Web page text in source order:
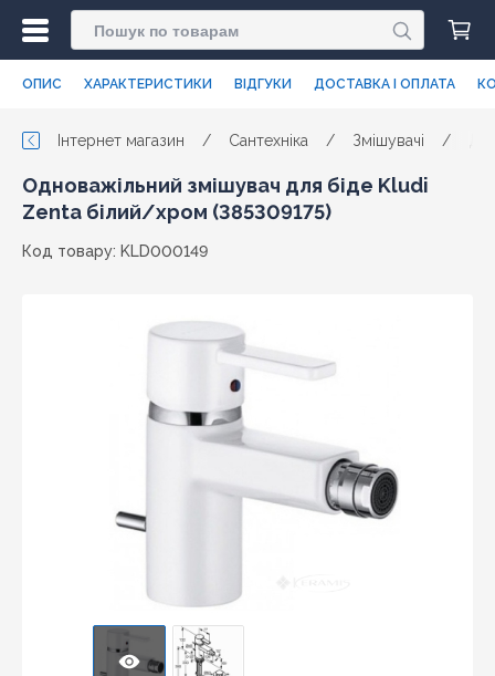
ОПИС ХАРАКТЕРИСТИКИ ВІДГУКИ ДОСТАВКА І ОПЛАТА
Інтернет магазин / Сантехніка / Змішувачі /
Одноважільний змішувач для біде Kludi
Zenta білий/хром (385309175)
Код товару: KLD000149